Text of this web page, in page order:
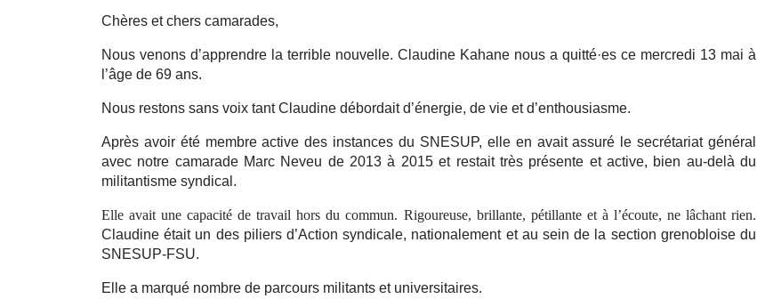
Chères et chers camarades,
Nous venons d’apprendre la terrible nouvelle. Claudine Kahane nous a quitté·es ce mercredi 13 mai à
l’âge de 69 ans.
Nous restons sans voix tant Claudine débordait d’énergie, de vie et d’enthousiasme.
Après avoir été membre active des instances du SNESUP, elle en avait assuré le secrétariat général
avec notre camarade Marc Neveu de 2013 à 2015 et restait très présente et active, bien au-delà du
militantisme syndical.
Elle avait une capacité de travail hors du commun. Rigoureuse, brillante, pétillante et à l’écoute, ne lâchant rien.
Claudine était un des piliers d’Action syndicale, nationalement et au sein de la section grenobloise du
SNESUP-FSU.
Elle a marqué nombre de parcours militants et universitaires.